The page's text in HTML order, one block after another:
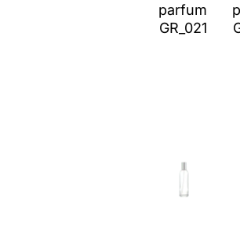
parfum
GR_021